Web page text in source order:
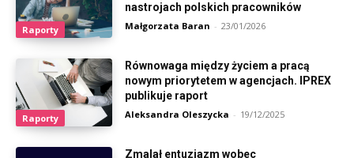
Raporty
nastrojach polskich pracowników
Małgorzata Baran - 23/01/2026
Raporty
Równowaga między życiem a pracą
nowym priorytetem w agencjach. IPREX
publikuje raport
Aleksandra Oleszycka - 19/12/2025
Zmalał entuzjazm wobec